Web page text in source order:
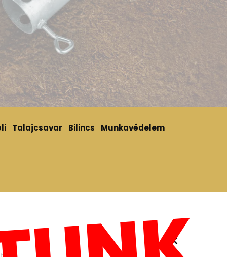
Talajcsavar Bilincs Munkavédelem
×